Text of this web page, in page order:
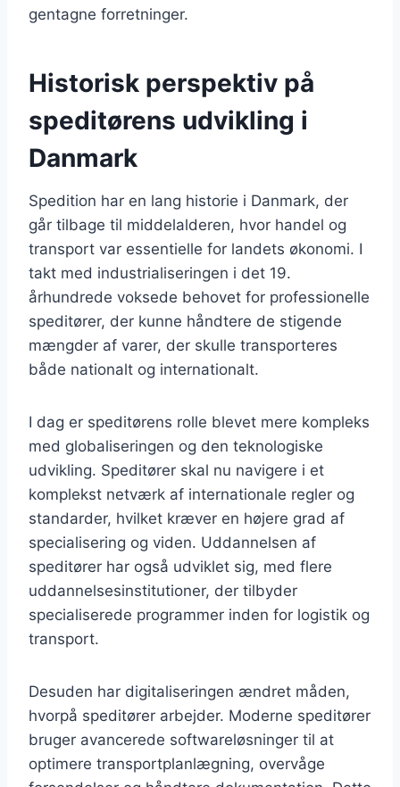
gentagne forretninger.
Historisk perspektiv på
speditørens udvikling i
Danmark
Spedition har en lang historie i Danmark, der
går tilbage til middelalderen, hvor handel og
transport var essentielle for landets økonomi. I
takt med industrialiseringen i det 19.
århundrede voksede behovet for professionelle
speditører, der kunne håndtere de stigende
mængder af varer, der skulle transporteres
både nationalt og internationalt.
I dag er speditørens rolle blevet mere kompleks
med globaliseringen og den teknologiske
udvikling. Speditører skal nu navigere i et
komplekst netværk af internationale regler og
standarder, hvilket kræver en højere grad af
specialisering og viden. Uddannelsen af
speditører har også udviklet sig, med flere
uddannelsesinstitutioner, der tilbyder
specialiserede programmer inden for logistik og
transport.
Desuden har digitaliseringen ændret måden,
hvorpå speditører arbejder. Moderne speditører
bruger avancerede softwareløsninger til at
optimere transportplanlægning, overvåge